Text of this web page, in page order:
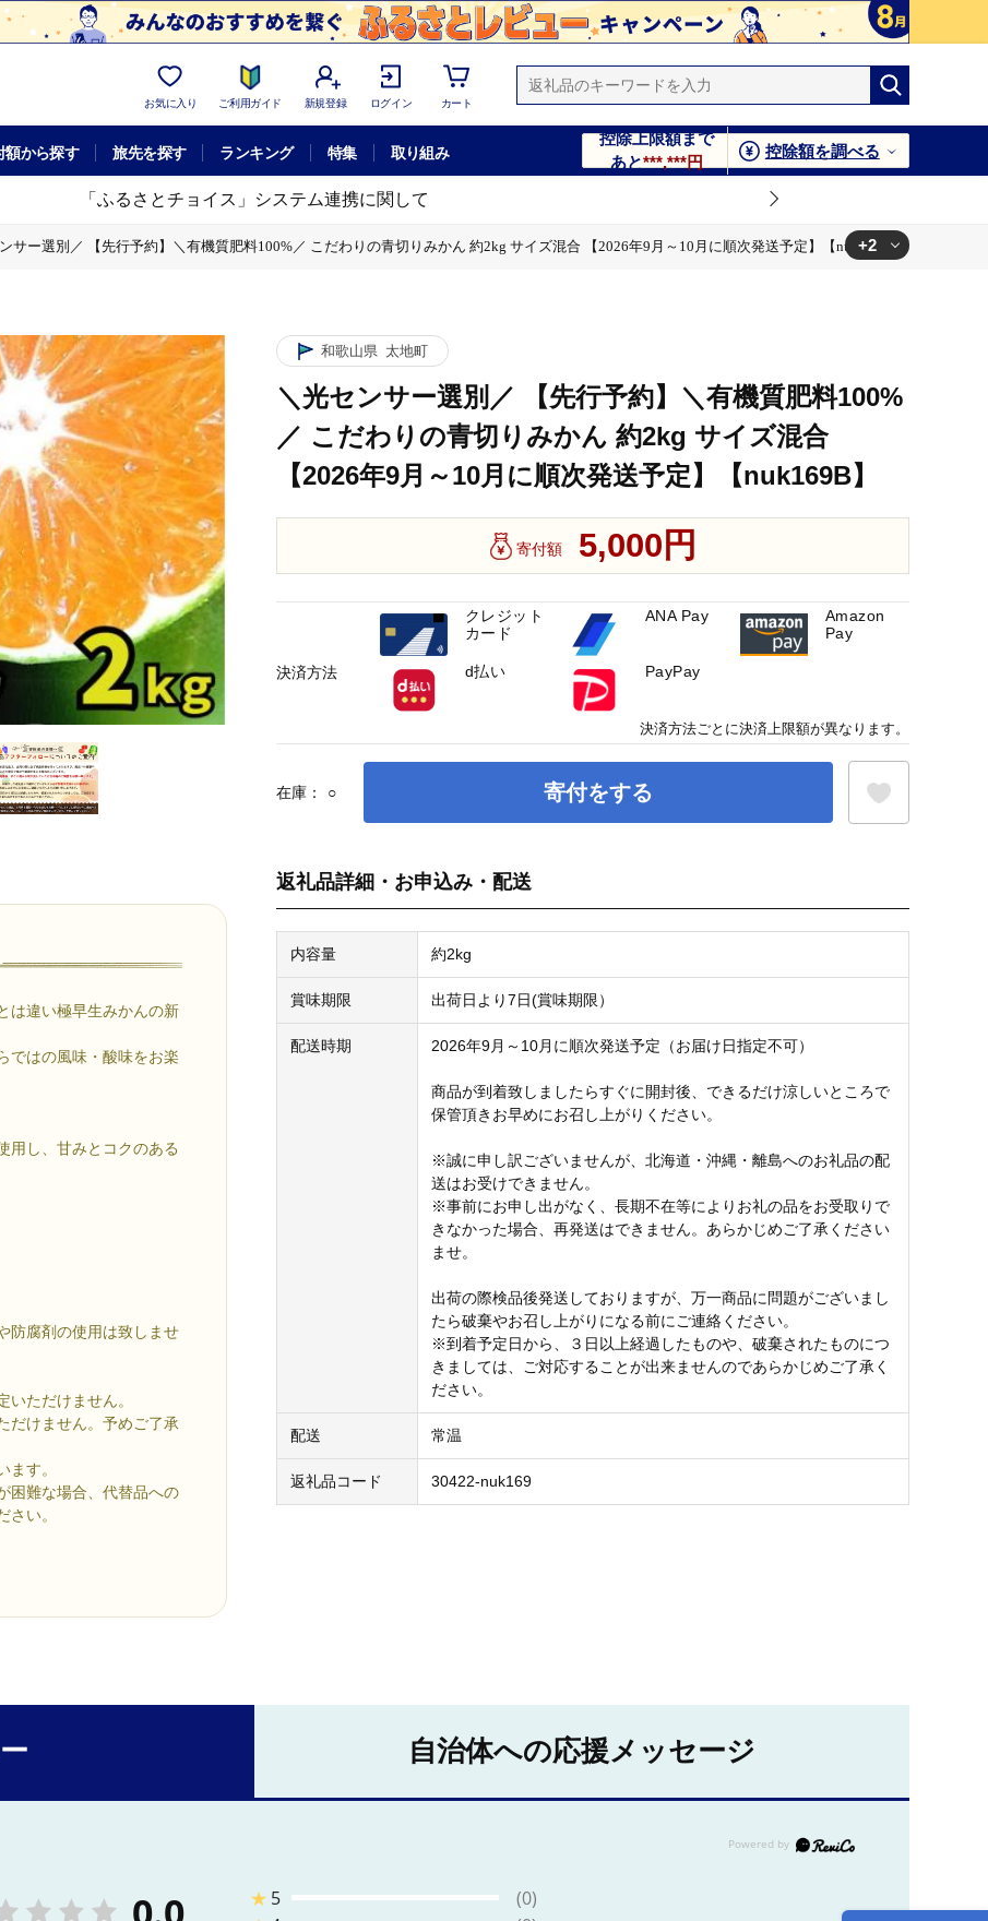
お気に入り ご利用ガイド 新規登録 ログイン カート
額から探す 旅先を探す ランキング 特集 取り組み
控除上限額まで
あと***,***円
控除額を調べる
「ふるさとチョイス」システム連携に関して
サー選別／ 【先行予約】＼有機質肥料100%／ こだわりの青切りみかん 約2kg サイズ混合 【2026年9月～10月に順次発送予定】【nuk169B】
+2
は違い極早生みかんの新
ではの風味・酸味をお楽
用し、甘みとコクのある
防腐剤の使用は致しませ
ただけません。
だけません。予めご了承
す。
困難な場合、代替品への
い。
和歌山県 太地町
＼光センサー選別／ 【先行予約】＼有機質肥料100%
／ こだわりの青切りみかん 約2kg サイズ混合
【2026年9月～10月に順次発送予定】【nuk169B】
寄付額 5,000円
在庫： ○ 寄付をする
返礼品詳細・お申込み・配送
内容量 約2kg
賞味期限 出荷日より7日(賞味期限）
配送時期 2026年9月～10月に順次発送予定（お届け日指定不可）
商品が到着致しましたらすぐに開封後、できるだけ涼しいところで
保管頂きお早めにお召し上がりください。
※誠に申し訳ございませんが、北海道・沖縄・離島へのお礼品の配
送はお受けできません。
※事前にお申し出がなく、長期不在等によりお礼の品をお受取りで
きなかった場合、再発送はできません。あらかじめご了承ください
ませ。
出荷の際検品後発送しておりますが、万一商品に問題がございまし
たら破棄やお召し上がりになる前にご連絡ください。
※到着予定日から、３日以上経過したものや、破棄されたものにつ
きましては、ご対応することが出来ませんのであらかじめご了承く
ださい。
配送 常温
返礼品コード 30422-nuk169
決済方法
クレジット
カード
ANA Pay
Amazon
Pay
d払い PayPay
決済方法ごとに決済上限額が異なります。
自治体への応援メッセージ
★ 5
(0)